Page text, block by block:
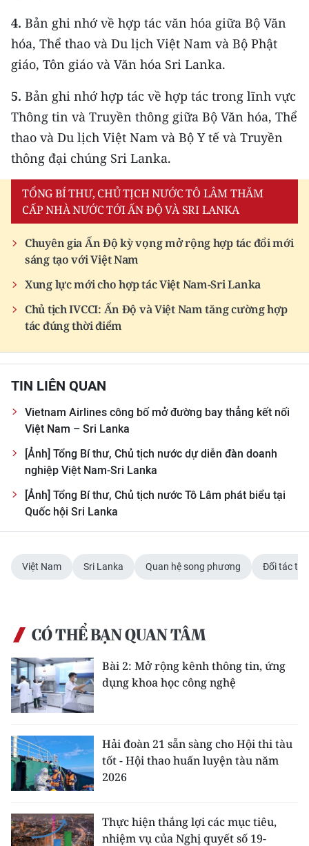
4. Bản ghi nhớ về hợp tác văn hóa giữa Bộ Văn
hóa, Thể thao và Du lịch Việt Nam và Bộ Phật
giáo, Tôn giáo và Văn hóa Sri Lanka.
5. Bản ghi nhớ hợp tác về hợp tác trong lĩnh vực
Thông tin và Truyền thông giữa Bộ Văn hóa, Thể
thao và Du lịch Việt Nam và Bộ Y tế và Truyền
thông đại chúng Sri Lanka.
TỔNG BÍ THƯ, CHỦ TỊCH NƯỚC TÔ LÂM THĂM
CẤP NHÀ NƯỚC TỚI ẤN ĐỘ VÀ SRI LANKA
Chuyên gia Ấn Độ kỳ vọng mở rộng hợp tác đổi mới
sáng tạo với Việt Nam
Xung lực mới cho hợp tác Việt Nam-Sri Lanka
Chủ tịch IVCCI: Ấn Độ và Việt Nam tăng cường hợp
tác đúng thời điểm
TIN LIÊN QUAN
Vietnam Airlines công bố mở đường bay thẳng kết nối
Việt Nam – Sri Lanka
[Ảnh] Tổng Bí thư, Chủ tịch nước dự diễn đàn doanh
nghiệp Việt Nam-Sri Lanka
[Ảnh] Tổng Bí thư, Chủ tịch nước Tô Lâm phát biểu tại
Quốc hội Sri Lanka
Việt Nam Sri Lanka Quan hệ song phương Đối tác
CÓ THỂ BẠN QUAN TÂM
Bài 2: Mở rộng kênh thông tin, ứng
dụng khoa học công nghệ
Hải đoàn 21 sẵn sàng cho Hội thi tàu
tốt - Hội thao huấn luyện tàu năm
2026
Thực hiện thắng lợi các mục tiêu,
nhiệm vụ của Nghị quyết số 19-